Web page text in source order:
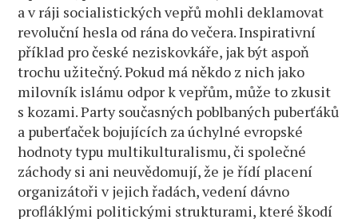
a v ráji socialistických vepřů mohli deklamovat
revoluční hesla od rána do večera. Inspirativní
příklad pro české neziskovkáře, jak být aspoň
trochu užitečný. Pokud má někdo z nich jako
milovník islámu odpor k vepřům, může to zkusit
s kozami. Party současných poblbaných puberťáků
a puberťaček bojujících za úchylné evropské
hodnoty typu multikulturalismu, či společné
záchody si ani neuvědomují, že je řídí placení
organizátoři v jejich řadách, vedení dávno
profláklými politickými strukturami, které škodí